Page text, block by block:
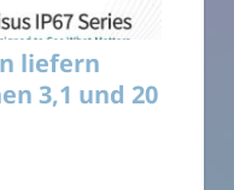
liefern
3,1 und 20